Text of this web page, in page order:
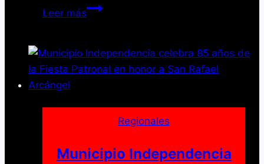
Leer másAlcaldía
Felipe
reconoce
trabajadores
Regionales
Municipio Independencia